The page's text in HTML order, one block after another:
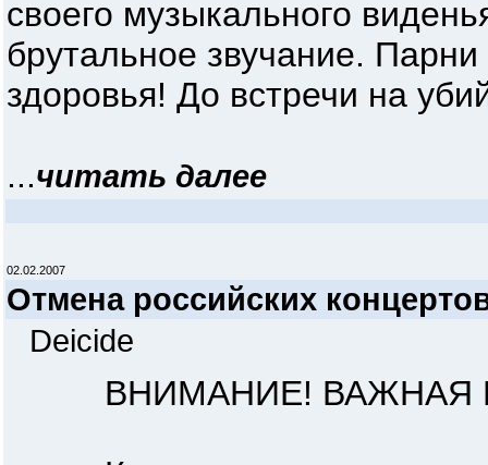
своего музыкального
брутальное звучание.
здоровья! До встречи на
...читать далее
02.02.2007
Отмена российских
Deicide
ВНИМАНИЕ! ВАЖНАЯ